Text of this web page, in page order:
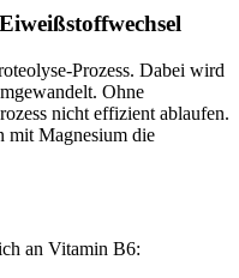
Prozess. Dabei wird
Ohne
nicht effizient ablaufen.
mit Magnesium die
an Vitamin B6: